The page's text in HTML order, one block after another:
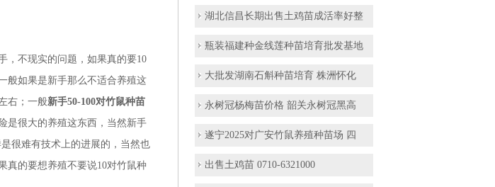
，不现实的问题，如果真的要10
般如果是新手那么不适合养殖这
右；一般新手50-100对竹鼠种苗
是很大的养殖这东西，当然新手
很难有技术上的进展的，当然也
真的要想养殖不要说10对竹鼠种
湖北信昌长期出售土鸡苗成活率好整
瓶装福建种金线莲种苗培育批发基地
大批发湖南石斛种苗培育 株洲怀化
永树冠杨梅苗价格 韶关永树冠黑高
遂宁2025对广安竹鼠养殖种苗场 四
出售土鸡苗 0710-6321000